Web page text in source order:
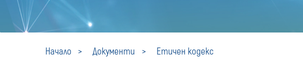
Начало Документи Етичен кодекс